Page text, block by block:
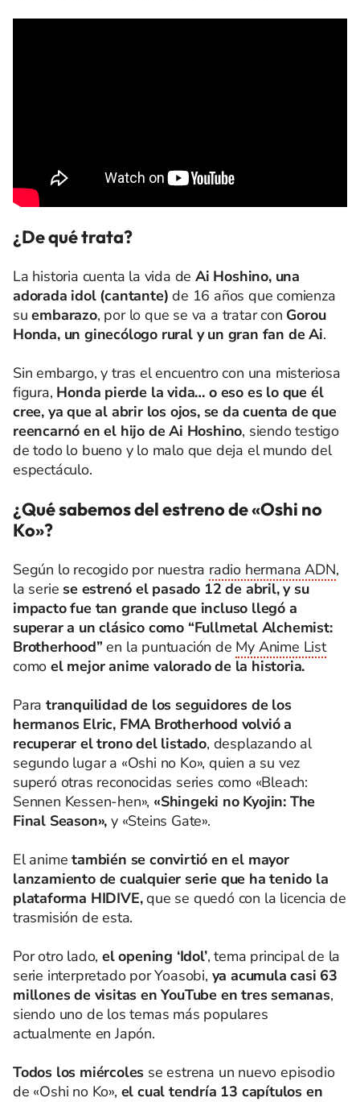
¿De qué trata?
La historia cuenta la vida de Ai Hoshino, una
adorada idol (cantante)de 16 años que comienza
suembarazo, por lo que se va a tratar con Gorou
Honda, un ginecólogo rural y un gran fan de Ai.
Sin embargo, y tras el encuentro con una misteriosa
figura, Honda pierde la vida… o eso es lo que él
cree, ya que al abrir los ojos, se da cuenta de que
reencarnó en el hijo de Ai Hoshino, siendo testigo
de todo lo bueno y lo malo que deja el mundo del
espectáculo.
¿Qué sabemos del estreno de «Oshi no
Ko»?
Según lo recogido por nuestra radio hermana ADN,
la serie se estrenó el pasado 12 de abril, y su
impacto fue tan grande que incluso llegó a
superar a un clásico como “Fullmetal Alchemist:
Brotherhood” en la puntuación de My Anime List
como el mejor anime valorado de la historia.
Para tranquilidad de los seguidores de los
hermanos Elric, FMA Brotherhood volvió a
recuperar el trono del listado, desplazando al
segundo lugar a «Oshi no Ko», quien a su vez
superó otras reconocidas series como «Bleach:
Sennen Kessen-hen», «Shingeki no Kyojin: The
Final Season», y «Steins Gate».
El anime también se convirtió en el mayor
lanzamiento de cualquier serie que ha tenido la
plataforma HIDIVE,que se quedó con la licencia de
trasmisión de esta.
Por otro lado, el opening ‘Idol’, tema principal de la
serie interpretado por Yoasobi, ya acumula casi 63
millones de visitas en YouTube en tres semanas,
siendo uno de los temas más populares
actualmente en Japón.
Todos los miércoles se estrena un nuevo episodio
de «Oshi no Ko», el cual tendría 13 capítulos en